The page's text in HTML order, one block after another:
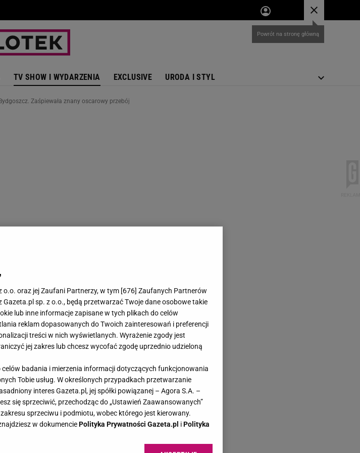
TV SHOW I WYDARZENIA EXCLUSIVE URODA I STYL
Zaśpiewała znany oscarowy przebój
Bydgoszcz.
o.o. oraz jej Zaufani Partnerzy, w tym [676] Zaufanych Partnerów
Gazeta.pl sp. z o.o., będą przetwarzać Twoje dane osobowe takie
lub inne informacje zapisane w tych plikach do celów
reklam dopasowanych do Twoich zainteresowań i preferencji
treści w nich wyświetlanych. Wyrażenie zgody jest
jej zakres lub chcesz wycofać zgodę uprzednio udzieloną
badania i mierzenia informacji dotyczących funkcjonowania
Tobie usług. W określonych przypadkach przetwarzanie
interes Gazeta.pl, jej spółki powiązanej – Agora S.A. –
się sprzeciwić, przechodząc do „Ustawień Zaawansowanych”
sprzeciwu i podmiotu, wobec którego jest kierowany.
w dokumenciePolityka Prywatności Gazeta.pl iPolityka